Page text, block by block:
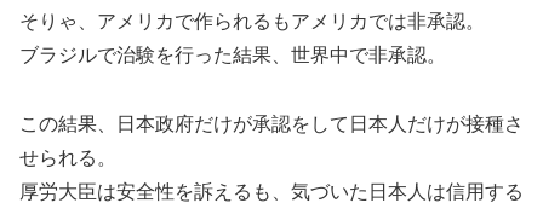
そりゃ、アメリカで作られるもアメリカでは非承認。
ブラジルで治験を行った結果、世界中で非承認。
この結果、日本政府だけが承認をして日本人だけが接種さ
せられる。
厚労大臣は安全性を訴えるも、気づいた日本人は信用する